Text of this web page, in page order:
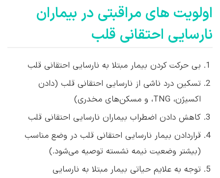
اولویت های مراقبتی در بیماران
نارسایی احتقانی قلب
بی حرکت کردن بیمار مبتلا به نارسایی احتقانی قلب
تسکین درد ناشی از نارسایی احتقانی قلب (دادن
اکسیژن، TNG، و مسکن‌های مخدری)
کاهش دادن اضطراب بیماران نارسایی احتقانی قلب
قراردادن بیمار نارسایی احتقانی قلب در وضع مناسب
(بیشتر وضعیت نیمه نشسته توصیه می‌شود.)
توجه به علایم حیاتی بیمار مبتلا به نارسایی